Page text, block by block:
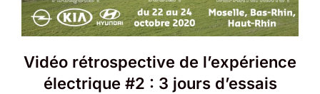
Vidéo rétrospective de l’expérience
électrique #2 : 3 jours d’essais